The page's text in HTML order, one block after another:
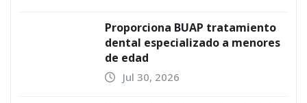
Proporciona BUAP tratamiento
dental especializado a menores
de edad
Jul 30, 2026